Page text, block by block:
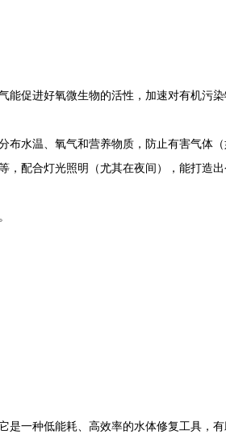
能促进好氧微生物的活性，加速对有机污
水温、氧气和营养物质，防止有害气体
，配合灯光照明（尤其在夜间），能打造
一种低能耗、高效率的水体修复工具，